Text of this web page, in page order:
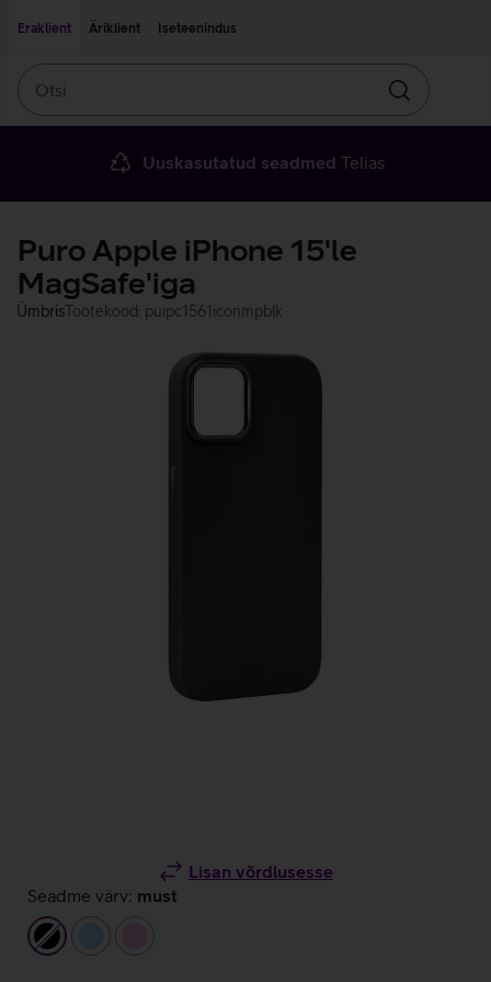
Eraklient
Äriklient Iseteenindus
Otsin
Uuskasutatud seadmed Telias
Puro Apple iPhone 15'le
MagSafe'iga
ÜmbrisTootekood: puipc1561iconmpblk
Lisan võrdlusesse
Seadme värv: must
must